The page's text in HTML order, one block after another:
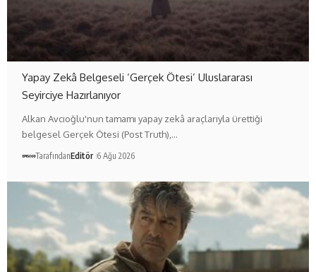
Yapay Zekâ Belgeseli ‘Gerçek Ötesi’ Uluslararası
Seyirciye Hazırlanıyor
Alkan Avcıoğlu'nun tamamı yapay zekâ araçlarıyla ürettiği
belgesel Gerçek Ötesi (Post Truth),…
TarafındanEditör 6 Ağu 2026